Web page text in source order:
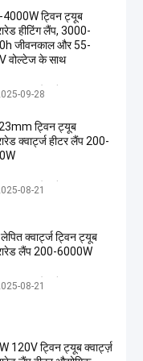
ट्विन ट्यूब
हीटिंग लैंप, 3000-
जीवनकाल और 55-
वोल्टेज के साथ
इन्फ्रारेड लैंप
09-28
ट्विन ट्यूब
क्वार्ट्ज हीटर लैंप 200-
इन्फ्रारेड लैंप
08-21
लेपित क्वार्ट्ज ट्विन ट्यूब
लैंप 200-6000W
इन्फ्रारेड लैंप
08-21
120V ट्विन ट्यूब क्वार्ट्ज़